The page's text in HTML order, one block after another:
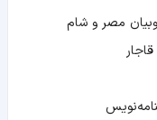
مصر و شام